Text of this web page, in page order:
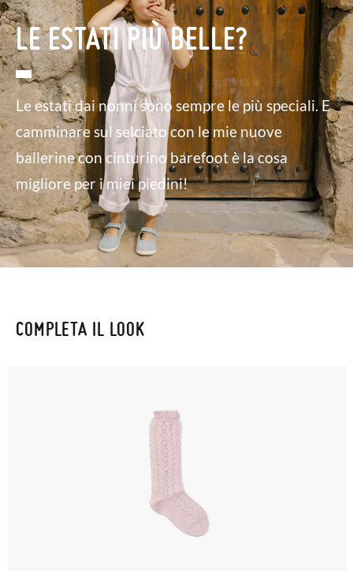
LE ESTATI PIÙ BELLE?
Le estati dai nonni sono sempre le più speciali. E
camminare sul selciato con le mie nuove
ballerine con cinturino barefoot è la cosa
migliore per i miei piedini!
COMPLETA IL LOOK